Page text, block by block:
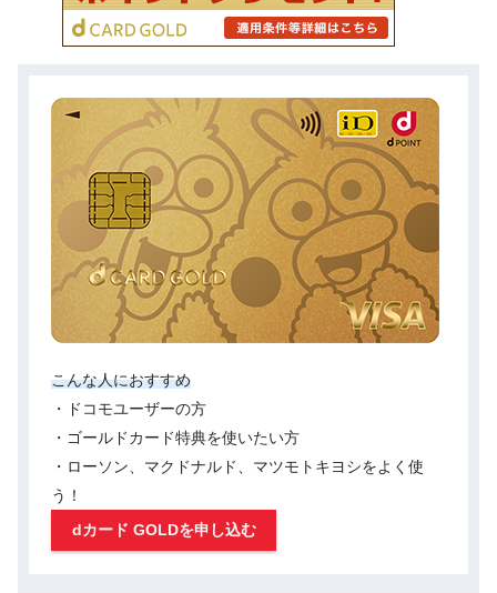
こんな人におすすめ
・ドコモユーザーの方
・ゴールドカード特典を使いたい方
・ローソン、マクドナルド、マツモトキヨシをよく使
う！
dカード GOLDを申し込む